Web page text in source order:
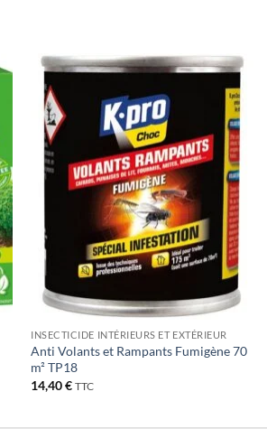
Ajouter
à la liste
de
souhaits
INSECTICIDE INTÉRIEURS ET EXTÉRIEUR
Anti Volants et Rampants Fumigène 70
m² TP18
14,40€ TTC